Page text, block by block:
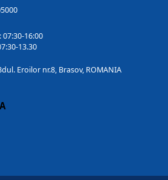
07:30-16:00
13.30
Eroilor nr.8, Brasov, ROMANIA